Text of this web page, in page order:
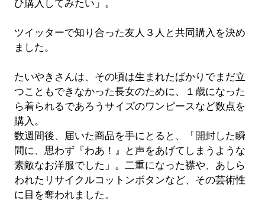
ひ購入してみたい」。
ツイッターで知り合った友人３人と共同購入を決め
ました。
たいやきさんは、その頃は生まれたばかりでまだ立
つこともできなかった長女のために、１歳になった
ら着られるであろうサイズのワンピースなど数点を
購入。
数週間後、届いた商品を手にとると、「開封した瞬
間に、思わず『わあ！』と声をあげてしまうような
素敵なお洋服でした」。二重になった襟や、あしら
われたリサイクルコットンボタンなど、その芸術性
に目を奪われました。